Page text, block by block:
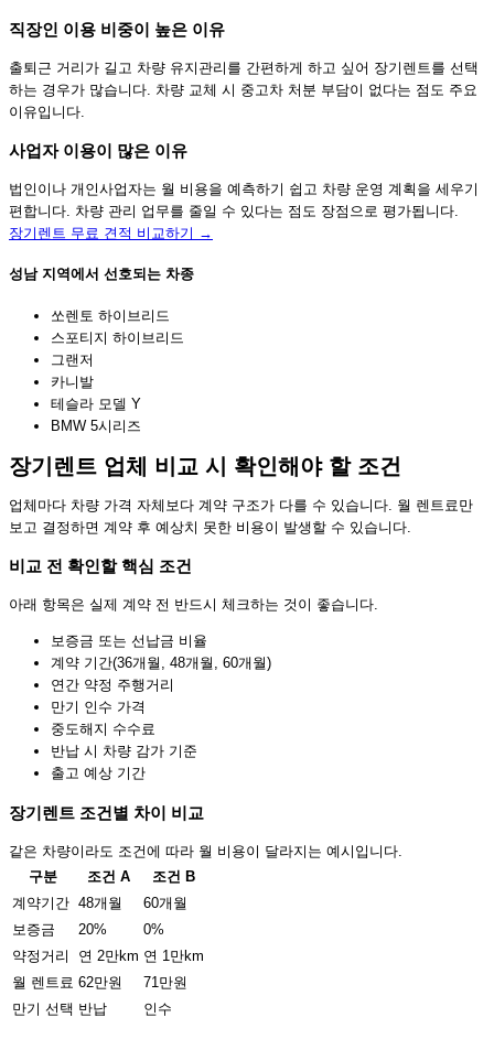
직장인 이용 비중이 높은 이유
출퇴근 거리가 길고 차량 유지관리를 간편하게 하고 싶어 장기렌트를 선택
하는 경우가 많습니다. 차량 교체 시 중고차 처분 부담이 없다는 점도 주요
이유입니다.
사업자 이용이 많은 이유
법인이나 개인사업자는 월 비용을 예측하기 쉽고 차량 운영 계획을 세우기
편합니다. 차량 관리 업무를 줄일 수 있다는 점도 장점으로 평가됩니다.
장기렌트 무료 견적 비교하기 →
성남 지역에서 선호되는 차종
쏘렌토 하이브리드
스포티지 하이브리드
그랜저
카니발
테슬라 모델 Y
BMW 5시리즈
장기렌트 업체 비교 시 확인해야 할 조건
업체마다 차량 가격 자체보다 계약 구조가 다를 수 있습니다. 월 렌트료만
보고 결정하면 계약 후 예상치 못한 비용이 발생할 수 있습니다.
비교 전 확인할 핵심 조건
아래 항목은 실제 계약 전 반드시 체크하는 것이 좋습니다.
보증금 또는 선납금 비율
계약 기간(36개월, 48개월, 60개월)
연간 약정 주행거리
만기 인수 가격
중도해지 수수료
반납 시 차량 감가 기준
출고 예상 기간
장기렌트 조건별 차이 비교
같은 차량이라도 조건에 따라 월 비용이 달라지는 예시입니다.
구분
조건 A
조건 B
계약기간 48개월
60개월
보증금
20%
0%
약정거리
연 2만km 연 1만km
월 렌트료 62만원
71만원
만기 선택 반납 인수